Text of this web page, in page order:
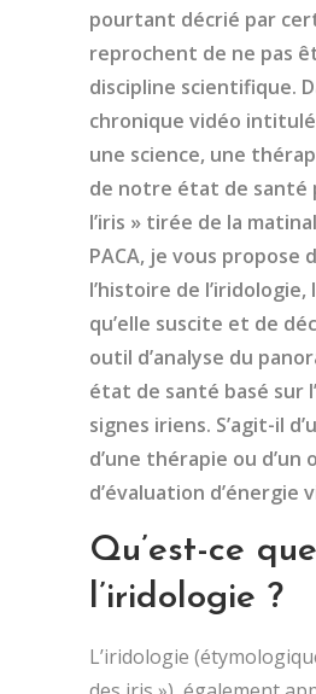
pourtant décrié par
reprochent de ne pas
discipline scientifique.
chronique vidéo
une science, une
de notre état de santé
l’iris » tirée de la
PACA, je vous propose
l’histoire de l’iridologie,
qu’elle suscite et de
outil d’analyse du
état de santé basé sur
signes iriens. S’agit-il
d’une thérapie ou d’un
d’évaluation d’énergie
Qu’est-ce que
l’iridologie ?
L’iridologie